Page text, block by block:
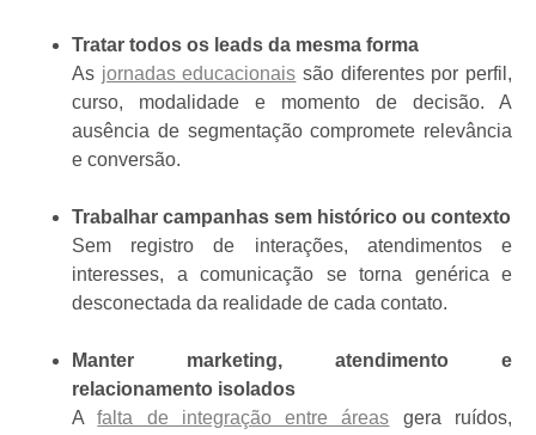
Tratar todos os leads da mesma forma
As jornadas educacionais são diferentes por perfil,
curso, modalidade e momento de decisão. A
ausência de segmentação compromete relevância
e conversão.
Trabalhar campanhas sem histórico ou contexto
Sem registro de interações, atendimentos e
interesses, a comunicação se torna genérica e
desconectada da realidade de cada contato.
Manter marketing, atendimento e
relacionamento isolados
Afalta de integração entre áreas gera ruídos,